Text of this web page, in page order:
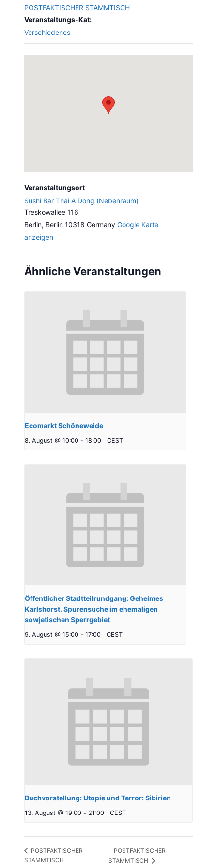
POSTFAKTISCHER STAMMTISCH
Veranstaltungs-Kat:
Verschiedenes
Veranstaltungsort
Sushi Bar Thai A Dong (Nebenraum)
Treskowallee 116
Berlin, Berlin 10318 Germany Google Karte
anzeigen
Ähnliche Veranstaltungen
Ecomarkt Schöneweide
8. August @ 10:00 - 18:00 CEST
Öffentlicher Stadtteilrundgang: Geheimes
Karlshorst. Spurensuche im ehemaligen
sowjetischen Sperrgebiet
9. August @ 15:00 - 17:00 CEST
Buchvorstellung: Utopie und Terror: Sibirien
13. August @ 19:00 - 21:00 CEST
POSTFAKTISCHER
STAMMTISCH
POSTFAKTISCHER
STAMMTISCH